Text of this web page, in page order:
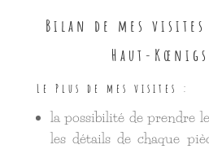
Bilan de mes visites
Haut-
Le Plus de mes visites :
la possibilité de prendre
les détails de chaque